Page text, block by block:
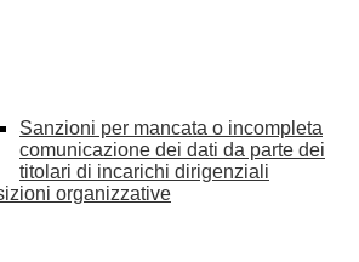
Sanzioni per mancata o incompleta
comunicazione dei dati da parte dei
titolari di incarichi dirigenziali
organizzative